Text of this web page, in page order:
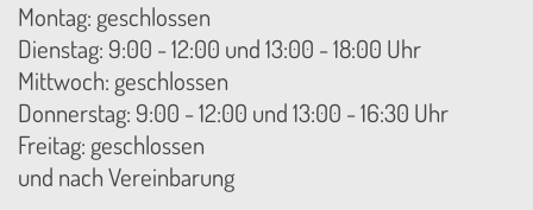
Montag: geschlossen
Dienstag: 9:00 - 12:00 und 13:00 - 18:00 Uhr
Mittwoch: geschlossen
Donnerstag: 9:00 - 12:00 und 13:00 - 16:30 Uhr
Freitag: geschlossen
und nach Vereinbarung